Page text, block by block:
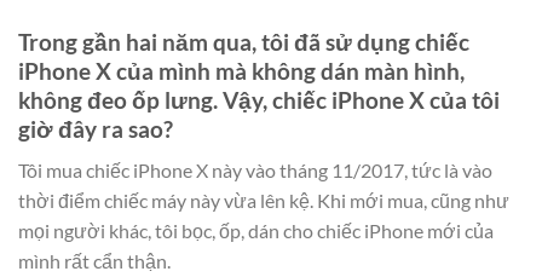
Trong gần hai năm qua, tôi đã sử dụng chiếc
iPhone X của mình mà không dán màn hình,
không đeo ốp lưng. Vậy, chiếc iPhone X của tôi
giờ đây ra sao?
Tôi mua chiếc iPhone X này vào tháng 11/2017, tức là vào
thời điểm chiếc máy này vừa lên kệ. Khi mới mua, cũng như
mọi người khác, tôi bọc, ốp, dán cho chiếc iPhone mới của
mình rất cẩn thận.